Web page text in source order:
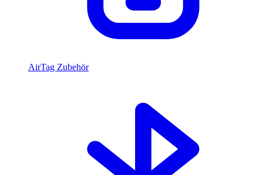
AirTag Zubehör